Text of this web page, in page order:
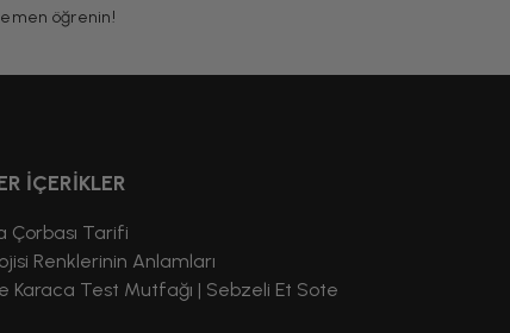
öğrenin!
İÇERİKLER
Çorbası Tarifi
Renklerinin Anlamları
Karaca Test Mutfağı | Sebzeli Et Sote